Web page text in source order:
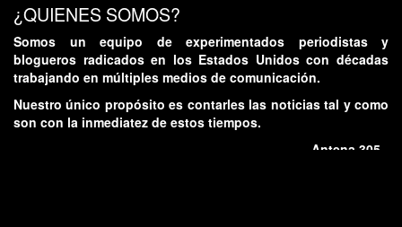
¿QUIENES SOMOS?
Somos un equipo de experimentados periodistas y
blogueros radicados en los Estados Unidos con décadas
trabajando en múltiples medios de comunicación.
Nuestro único propósito es contarles las noticias tal y como
son con la inmediatez de estos tiempos.
- Antena 305 -